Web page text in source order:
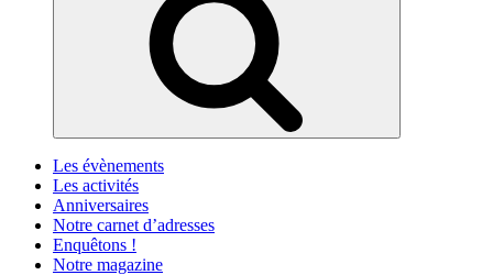
Les évènements
Les activités
Anniversaires
Notre carnet d’adresses
Enquêtons !
Notre magazine